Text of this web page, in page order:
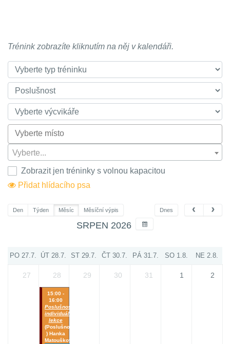
Trénink zobrazíte kliknutím na něj v kalendáři.
Vyberte...
Zobrazit jen tréninky s volnou kapacitou
Přidat hlídacího psa
Den Týden Měsíc Měsíční výpis Dnes
SRPEN 2026
PO 27.7. ÚT 28.7. ST 29.7. ČT 30.7. PÁ 31.7. SO 1.8. NE 2.8.
27 28 29 30 31 1 2
15:00 -
16:00
Poslušnost_
individuální
lekce
(Poslušnost
) Hanka
Matoušková